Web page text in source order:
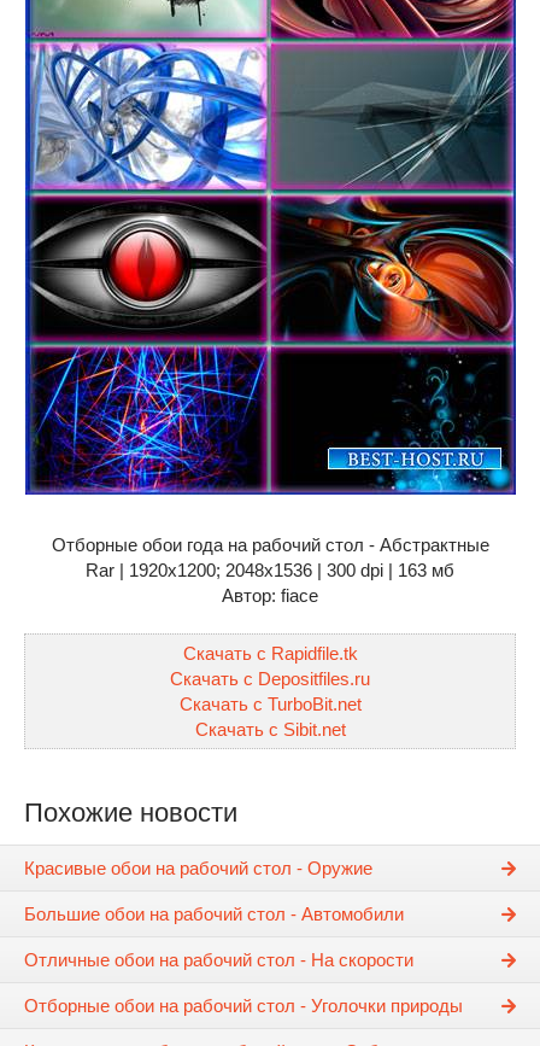
Отборные обои года на рабочий стол - Абстрактные
Rar | 1920x1200; 2048х1536 | 300 dpi | 163 мб
Автор: fiace
Скачать с Rapidfile.tk
Скачать с Depositfiles.ru
Скачать с TurboBit.net
Скачать с Sibit.net
Похожие новости
Красивые обои на рабочий стол - Оружие
Большие обои на рабочий стол - Автомобили
Отличные обои на рабочий стол - На скорости
Отборные обои на рабочий стол - Уголочки природы